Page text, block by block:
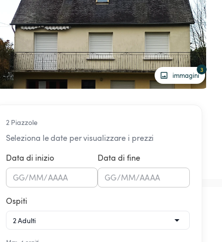
immagini
3
2 Piazzole
Seleziona le date per visualizzare i prezzi
Data di inizio
GG/MM/AAAA
Data di fine
GG/MM/AAAA
Ospiti